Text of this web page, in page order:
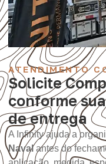
ATENDIMENTO
Solicite
conforme
de entrega
A Infinity ajuda a
Navalantes do